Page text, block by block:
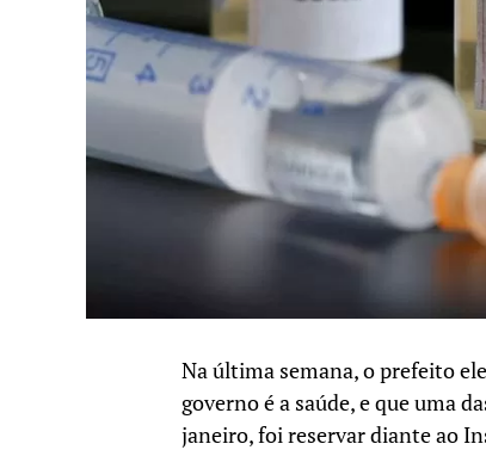
Na última semana, o prefeito
governo é a saúde, e que uma
janeiro, foi reservar diante ao